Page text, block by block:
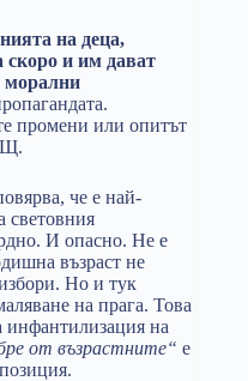
на деца,
и им дават
морални
промени или опитът
че е най-
световния
И опасно. Не е
възраст не
Но и тук
на прага. Това
инфантилизация на
от възрастните“ е